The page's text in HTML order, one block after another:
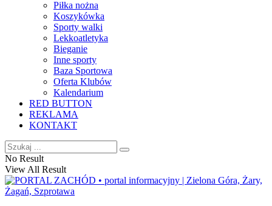
Piłka nożna
Koszykówka
Sporty walki
Lekkoatletyka
Bieganie
Inne sporty
Baza Sportowa
Oferta Klubów
Kalendarium
RED BUTTON
REKLAMA
KONTAKT
No Result
View All Result